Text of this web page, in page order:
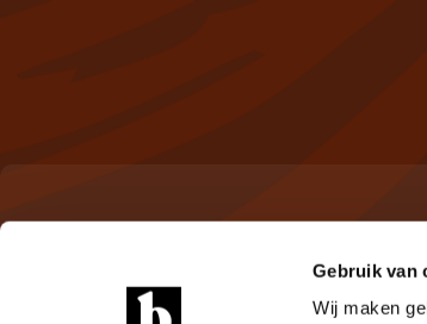
Gebruik van
Wij maken
Ontdek als eerste de nieuwste brownies en